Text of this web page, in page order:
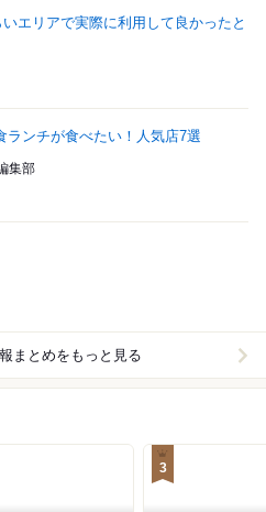
エリアで実際に利用して良かったと
ランチが食べたい！人気店7選
集部
まとめをもっと見る
3